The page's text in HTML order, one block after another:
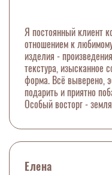
Я постоянный клиент
отношением к
изделия -
текстура, изысканное
форма. Всё выверено,
подарить и приятно
Особый восторг -
Елена